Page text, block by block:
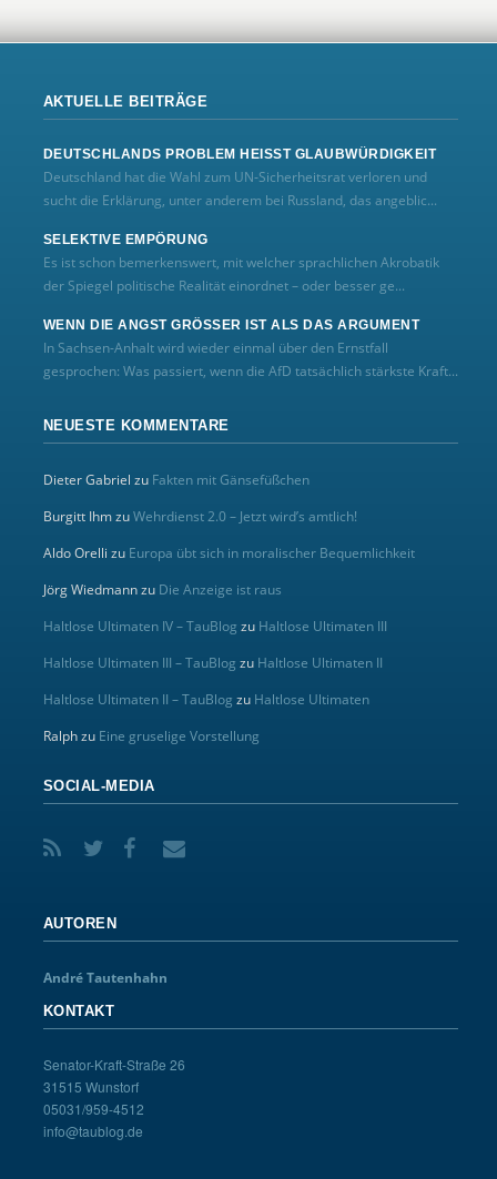
AKTUELLE BEITRÄGE
DEUTSCHLANDS PROBLEM HEISST GLAUBWÜRDIGKEIT
Deutschland hat die Wahl zum UN‑Sicherheitsrat verloren und
sucht die Erklärung, unter anderem bei Russland, das angeblic...
SELEKTIVE EMPÖRUNG
Es ist schon bemerkenswert, mit welcher sprachlichen Akrobatik
der Spiegel politische Realität einordnet – oder besser ge...
WENN DIE ANGST GRÖSSER IST ALS DAS ARGUMENT
In Sachsen-Anhalt wird wieder einmal über den Ernstfall
gesprochen: Was passiert, wenn die AfD tatsächlich stärkste Kraft...
NEUESTE KOMMENTARE
Dieter Gabriel zu Fakten mit Gänsefüßchen
Burgitt IhmzuWehrdienst 2.0 – Jetzt wird’s amtlich!
Aldo Orelli zu Europa übt sich in moralischer Bequemlichkeit
Jörg Wiedmannzu Die Anzeige ist raus
Haltlose Ultimaten IV – TauBlog zu Haltlose Ultimaten III
Haltlose Ultimaten III – TauBlog zu Haltlose Ultimaten II
Haltlose Ultimaten II – TauBlog zu Haltlose Ultimaten
Ralphzu Eine gruselige Vorstellung
SOCIAL-MEDIA
AUTOREN
André Tautenhahn
KONTAKT
Senator-Kraft-Straße 26
31515 Wunstorf
05031/959-4512
info@taublog.de